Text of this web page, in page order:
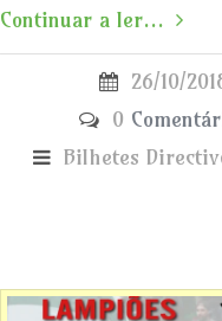
Continuar a ler...
26/10/
0
Bilhetes